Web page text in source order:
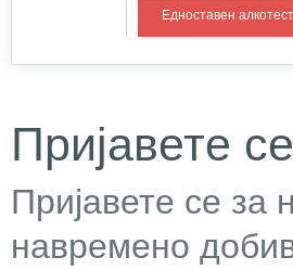
Едноставен
Пријавете
Пријавете се
навремено